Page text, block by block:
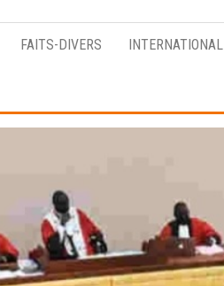
équilibrée
FAITS-DIVERS INTERNATIONAL